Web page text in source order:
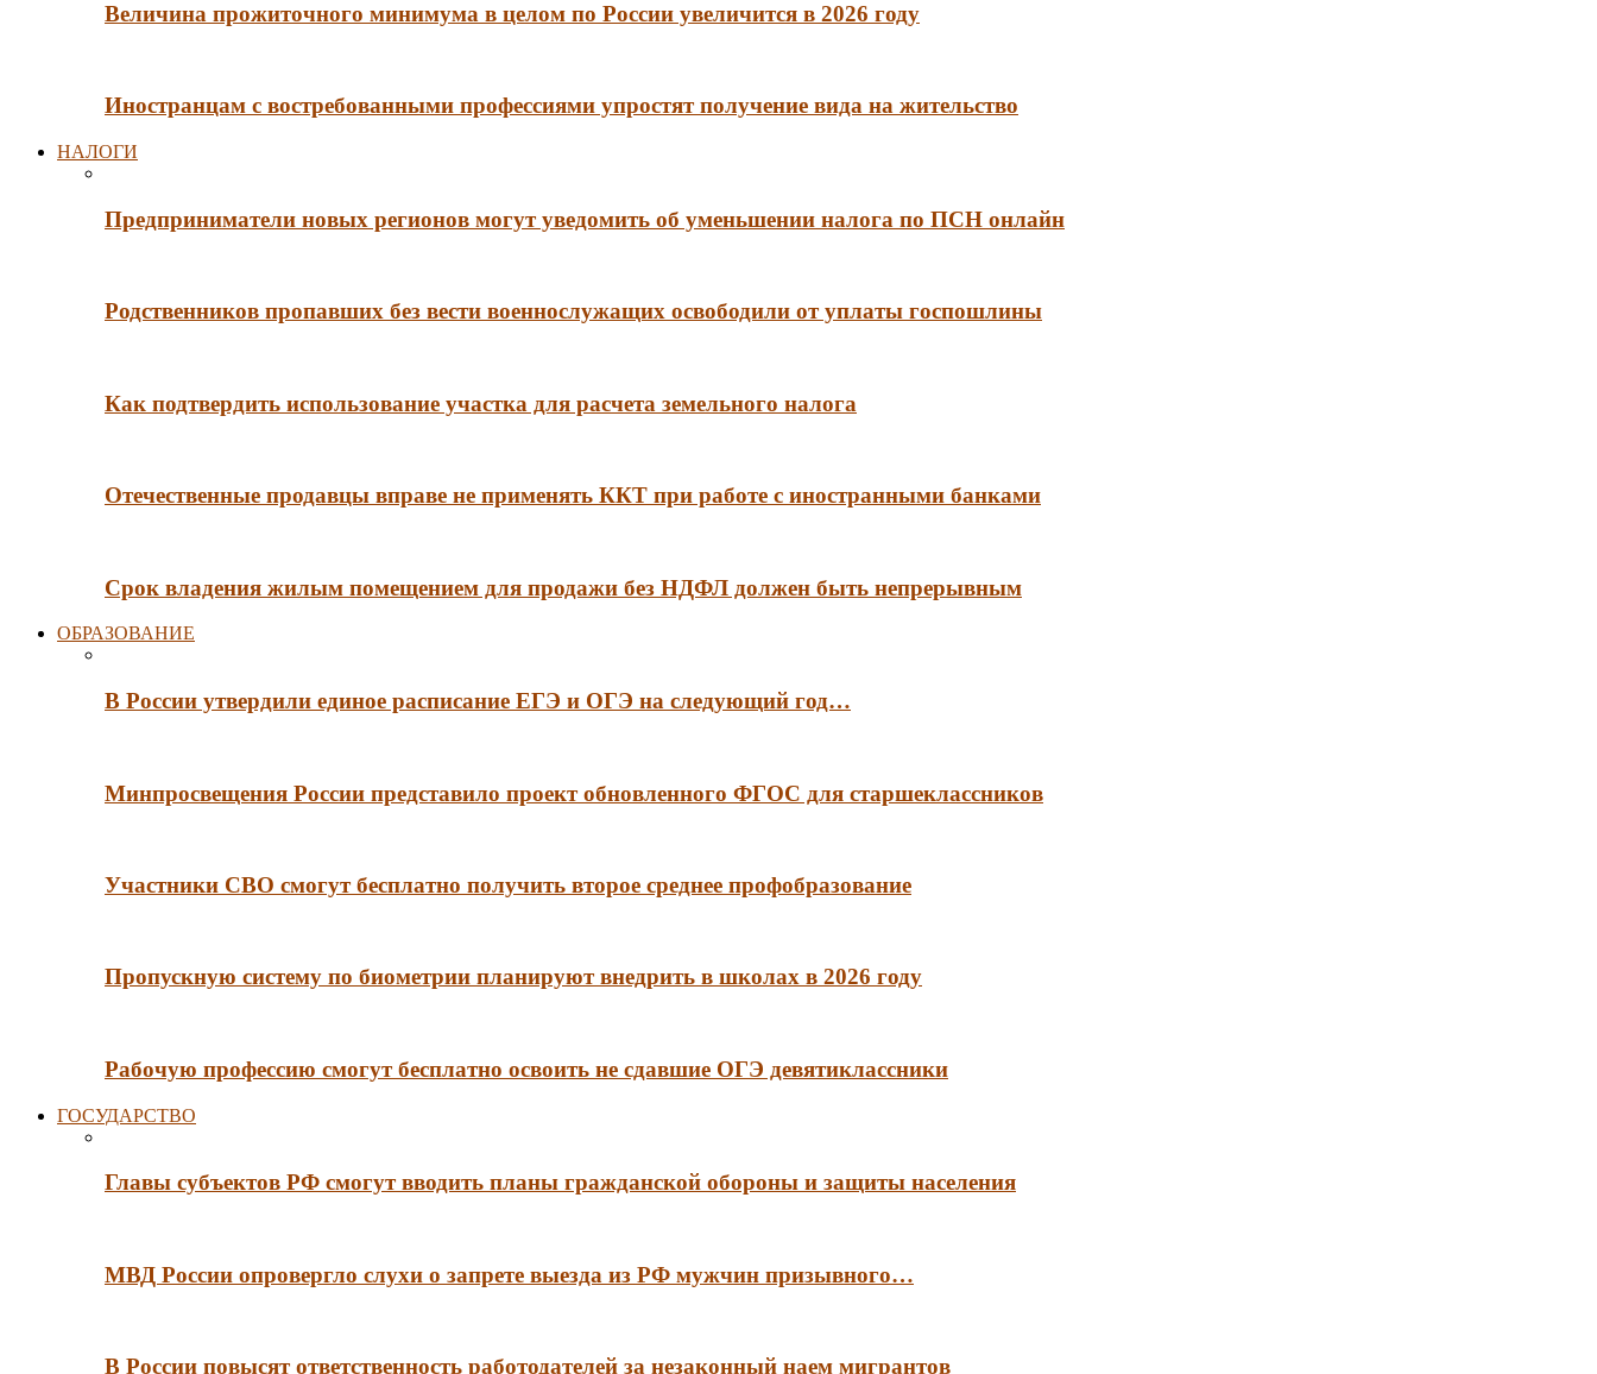
Величина прожиточного минимума в целом по России увеличится в 2026 году
Иностранцам с востребованными профессиями упростят получение вида на жительство
НАЛОГИ
Предприниматели новых регионов могут уведомить об уменьшении налога по ПСН онлайн
Родственников пропавших без вести военнослужащих освободили от уплаты госпошлины
Как подтвердить использование участка для расчета земельного налога
Отечественные продавцы вправе не применять ККТ при работе с иностранными банками
Срок владения жилым помещением для продажи без НДФЛ должен быть непрерывным
ОБРАЗОВАНИЕ
В России утвердили единое расписание ЕГЭ и ОГЭ на следующий год…
Минпросвещения России представило проект обновленного ФГОС для старшеклассников
Участники СВО смогут бесплатно получить второе среднее профобразование
Пропускную систему по биометрии планируют внедрить в школах в 2026 году
Рабочую профессию смогут бесплатно освоить не сдавшие ОГЭ девятиклассники
ГОСУДАРСТВО
Главы субъектов РФ смогут вводить планы гражданской обороны и защиты населения
МВД России опровергло слухи о запрете выезда из РФ мужчин призывного…
В России повысят ответственность работодателей за незаконный наем мигрантов